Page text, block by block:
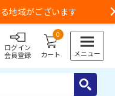
地域がございます
ログイン
会員登録
0
カート メニュー